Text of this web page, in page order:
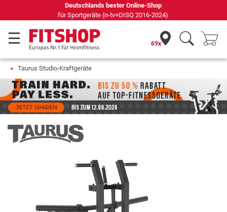
69 Fachmärkte vor Ort mit 75 eigenen Servicetechnikern
69x
Taurus Studio-Kraftgeräte